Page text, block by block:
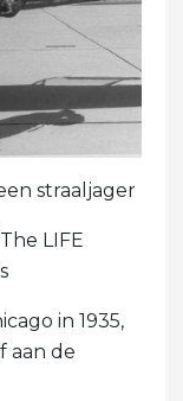
straaljager
LIFE
in 1935,
aan de